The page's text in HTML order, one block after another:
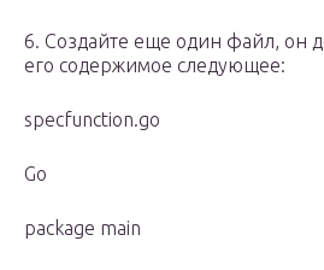
6. Создайте еще один файл, он
его содержимое следующее:
specfunction.go
Go
package main